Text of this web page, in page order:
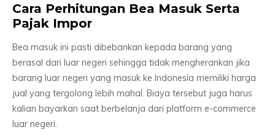
Cara Perhitungan Bea Masuk Serta
Pajak Impor
Bea masuk ini pasti dibebankan kepada barang yang
berasal dari luar negeri sehingga tidak mengherankan jika
barang luar negeri yang masuk ke Indonesia memiliki harga
jual yang tergolong lebih mahal. Biaya tersebut juga harus
kalian bayarkan saat berbelanja dari platform e-commerce
luar negeri.